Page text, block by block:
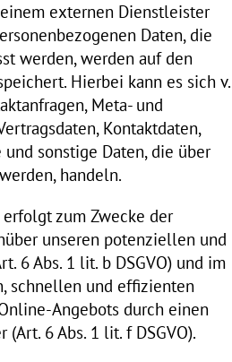
externen Dienstleister
Daten, die
werden, werden auf den
Hierbei kann es sich v.
Meta- und
Kontaktdaten,
sonstige Daten, die über
handeln.
zum Zwecke der
unseren potenziellen und
6 Abs. 1 lit. b DSGVO) und im
schnellen und effizienten
Angebots durch einen
6 Abs. 1 lit. f DSGVO).